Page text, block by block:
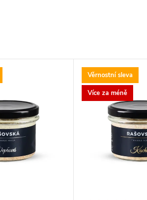
Věrnostní sleva
Více za méně